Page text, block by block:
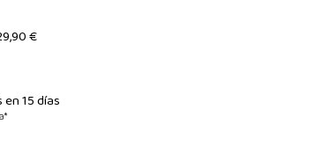
€
15 días